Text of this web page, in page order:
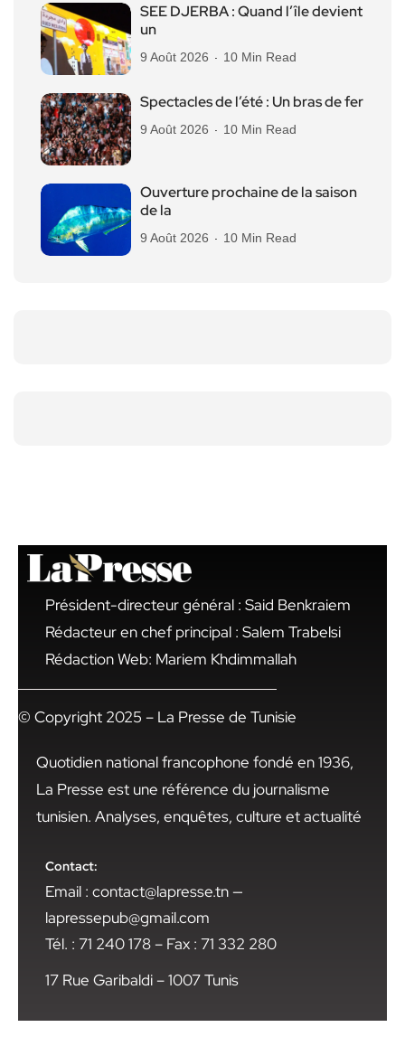
SEE DJERBA : Quand l’île devient
un
9 Août 2026 10 Min Read
Spectacles de l’été : Un bras de fer
9 Août 2026 10 Min Read
Ouverture prochaine de la saison
de la
9 Août 2026 10 Min Read
Président-directeur général : Said Benkraiem
Rédacteur en chef principal : Salem Trabelsi
Rédaction Web: Mariem Khdimmallah
© Copyright 2025 – La Presse de Tunisie
Quotidien national francophone fondé en 1936,
La Presse est une référence du journalisme
tunisien. Analyses, enquêtes, culture et actualité
Contact:
Email : contact@lapresse.tn —
lapressepub@gmail.com
Tél. : 71 240 178 – Fax : 71 332 280
17 Rue Garibaldi – 1007 Tunis